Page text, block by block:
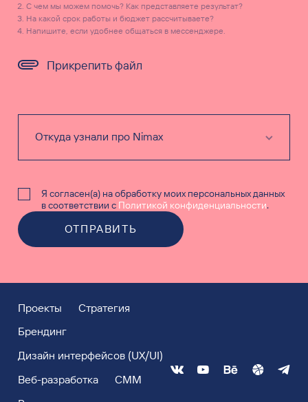
Прикрепить файл
С чем мы можем помочь? Как представляете результат?
На какой срок работы и бюджет рассчитываете?
Напишите, если удобнее общаться в мессенджере.
Я согласен(а) на обработку моих персональных данных
в соответствии с Политикой конфиденциальности.
ОТПРАВИТЬ
Проекты
Стратегия
Брендинг
Дизайн интерфейсов (UX/UI)
Веб-разработка
СММ